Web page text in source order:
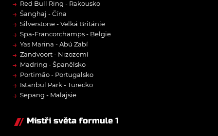
→ Red Bull Ring - Rakousko
→ Šanghaj - Čína
→ Silverstone - Velká Británie
→ Spa-Francorchamps - Belgie
→ Yas Marina - Abú Zabí
→ Zandvoort - Nizozemí
→ Madring - Španělsko
→ Portimão - Portugalsko
→ Istanbul Park - Turecko
→ Sepang - Malajsie
Mistři světa formule 1